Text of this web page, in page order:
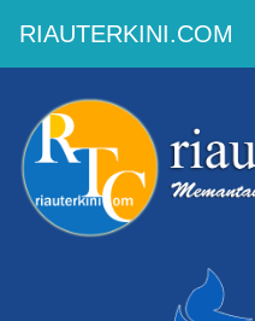
RIAUTERKINI.COM